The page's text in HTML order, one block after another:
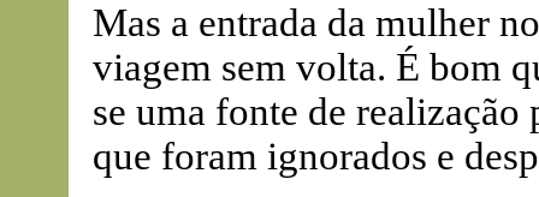
Mas a entrada da mulher
viagem sem volta. É bom
se uma fonte de realização
que foram ignorados e